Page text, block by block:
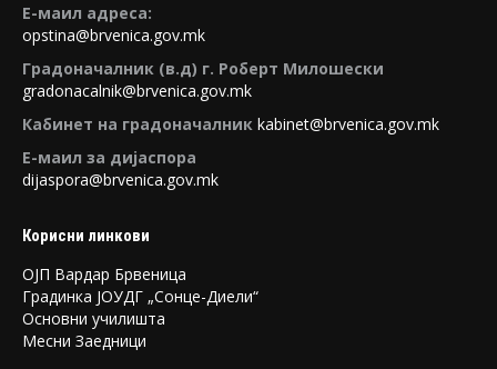
E-маил адреса:
opstina@brvenica.gov.mk
Градоначалник (в.д) г. Роберт Милошески
gradonacalnik@brvenica.gov.mk
Кабинет на градоначалник kabinet@brvenica.gov.mk
Е-маил за дијаспора
dijaspora@brvenica.gov.mk
Корисни линкови
ОЈП Вардар Брвеница
Градинка ЈОУДГ „Сонце-Диели“
Основни училишта
Месни Заедници